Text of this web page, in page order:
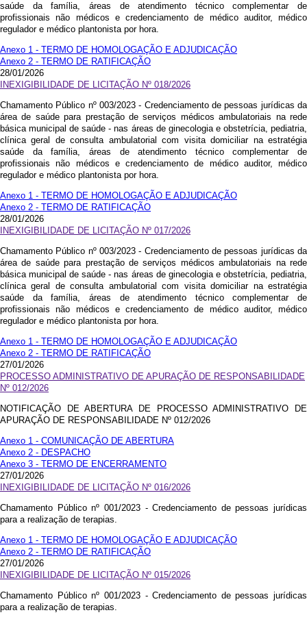
saúde da família, áreas de atendimento técnico complementar de
profissionais não médicos e credenciamento de médico auditor, médico
regulador e médico plantonista por hora.
Anexo 1 - TERMO DE HOMOLOGAÇÃO E ADJUDICAÇÃO
Anexo 2 - TERMO DE RATIFICAÇÃO
28/01/2026
INEXIGIBILIDADE DE LICITAÇÃO Nº 018/2026
Chamamento Público nº 003/2023 - Credenciamento de pessoas jurídicas da
área de saúde para prestação de serviços médicos ambulatoriais na rede
básica municipal de saúde - nas áreas de ginecologia e obstetrícia, pediatria,
clínica geral de consulta ambulatorial com visita domiciliar na estratégia
saúde da família, áreas de atendimento técnico complementar de
profissionais não médicos e credenciamento de médico auditor, médico
regulador e médico plantonista por hora.
Anexo 1 - TERMO DE HOMOLOGAÇÃO E ADJUDICAÇÃO
Anexo 2 - TERMO DE RATIFICAÇÃO
28/01/2026
INEXIGIBILIDADE DE LICITAÇÃO Nº 017/2026
Chamamento Público nº 003/2023 - Credenciamento de pessoas jurídicas da
área de saúde para prestação de serviços médicos ambulatoriais na rede
básica municipal de saúde - nas áreas de ginecologia e obstetrícia, pediatria,
clínica geral de consulta ambulatorial com visita domiciliar na estratégia
saúde da família, áreas de atendimento técnico complementar de
profissionais não médicos e credenciamento de médico auditor, médico
regulador e médico plantonista por hora.
Anexo 1 - TERMO DE HOMOLOGAÇÃO E ADJUDICAÇÃO
Anexo 2 - TERMO DE RATIFICAÇÃO
27/01/2026
PROCESSO ADMINISTRATIVO DE APURAÇÃO DE RESPONSABILIDADE
Nº 012/2026
NOTIFICAÇÃO DE ABERTURA DE PROCESSO ADMINISTRATIVO DE
APURAÇÃO DE RESPONSABILIDADE Nº 012/2026
Anexo 1 - COMUNICAÇÃO DE ABERTURA
Anexo 2 - DESPACHO
Anexo 3 - TERMO DE ENCERRAMENTO
27/01/2026
INEXIGIBILIDADE DE LICITAÇÃO Nº 016/2026
Chamamento Público nº 001/2023 - Credenciamento de pessoas jurídicas
para a realização de terapias.
Anexo 1 - TERMO DE HOMOLOGAÇÃO E ADJUDICAÇÃO
Anexo 2 - TERMO DE RATIFICAÇÃO
27/01/2026
INEXIGIBILIDADE DE LICITAÇÃO Nº 015/2026
Chamamento Público nº 001/2023 - Credenciamento de pessoas jurídicas
para a realização de terapias.